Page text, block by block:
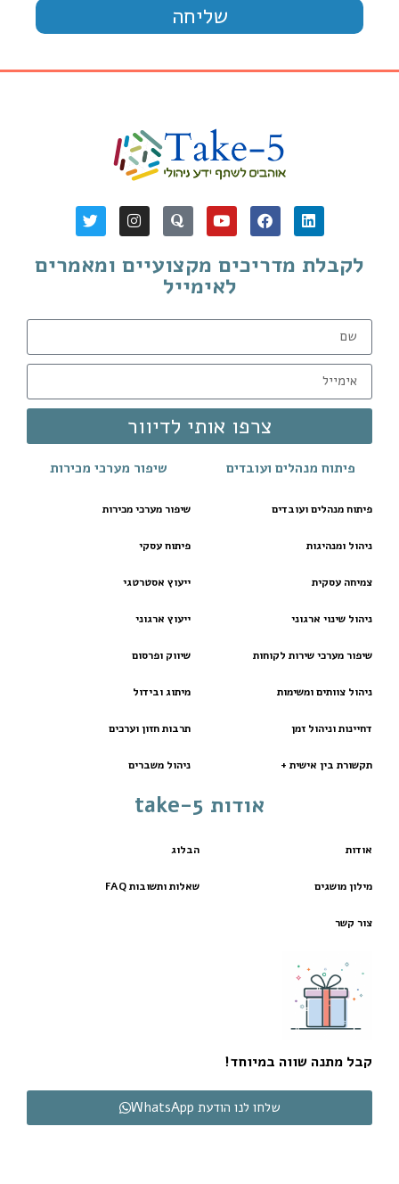
שליחה
אודות take-5
אודות הבלוג
מילון מושגים שאלות ותשובות FAQ
צור קשר
קבל מתנה שווה במיוחד!
שלחו לנו הודעת WhatsApp
שיפור מערכי מכירות
שיפור מערכי מכירות
פיתוח עסקי
ייעוץ אסטרטגי
ייעוץ ארגוני
שיווק ופרסום
מיתוג ובידול
תרבות חזון וערכים
ניהול משברים
פיתוח מנהלים ועובדים
פיתוח מנהלים ועובדים
ניהול ומנהיגות
צמיחה עסקית
ניהול שינוי ארגוני
שיפור מערכי שירות לקוחות
ניהול צוותים ומשימות
דחיינות וניהול זמן
תקשורת בין אישית +
לקבלת מדריכים מקצועיים ומאמרים
לאימייל
צרפו אותי לדיוור